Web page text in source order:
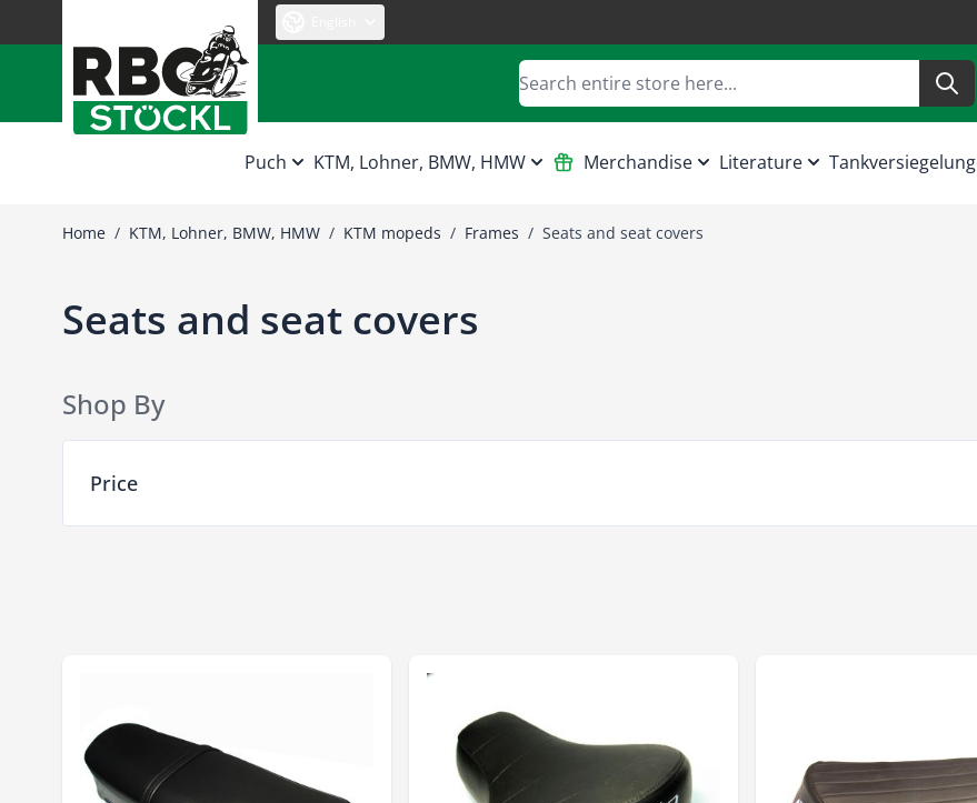
Search
Puch KTM, Lohner, BMW, HMW Merchandise Literature Tankversiegelung
Home / KTM, Lohner, BMW, HMW / KTM mopeds / Frames / Seats and seat covers
Seats and seat covers
Shop By
Price